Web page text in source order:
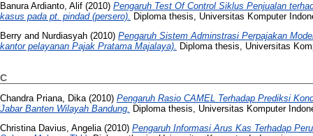
Banura Ardianto, Alif (2010) Pengaruh Test Of Control Siklus Penjualan
kasus pada pt. pindad (persero). Diploma thesis, Universitas Komputer
Berry and Nurdiasyah (2010) Pengaruh Sistem Adminstrasi Perpajakan
kantor pelayanan Pajak Pratama Majalaya). Diploma thesis, Universitas
C
Chandra Priana, Dika (2010) Pengaruh Rasio CAMEL Terhadap Prediksi
Jabar Banten Wilayah Bandung.
Diploma thesis, Universitas Komputer
Christina Davius, Angelia (2010) Pengaruh Informasi Arus Kas Terhadap